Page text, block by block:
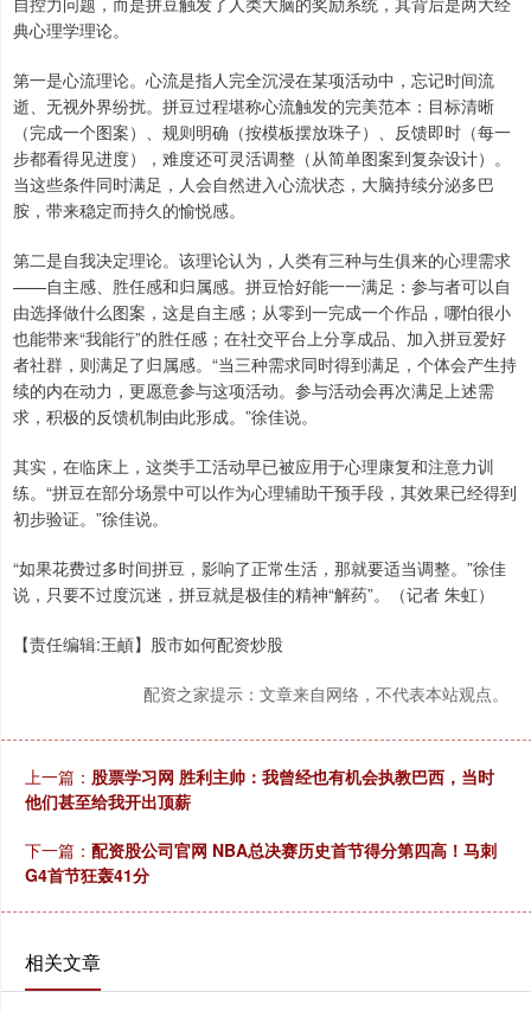
典心理学理论。
第一是心流理论。心流是指人完全沉浸在某项活动中，忘记时间流
逝、无视外界纷扰。拼豆过程堪称心流触发的完美范本：目标清晰
（完成一个图案）、规则明确（按模板摆放珠子）、反馈即时（每一
步都看得见进度），难度还可灵活调整（从简单图案到复杂设计）。
当这些条件同时满足，人会自然进入心流状态，大脑持续分泌多巴
胺，带来稳定而持久的愉悦感。
第二是自我决定理论。该理论认为，人类有三种与生俱来的心理需求
——自主感、胜任感和归属感。拼豆恰好能一一满足：参与者可以自
由选择做什么图案，这是自主感；从零到一完成一个作品，哪怕很小
也能带来“我能行”的胜任感；在社交平台上分享成品、加入拼豆爱好
者社群，则满足了归属感。“当三种需求同时得到满足，个体会产生持
续的内在动力，更愿意参与这项活动。参与活动会再次满足上述需
求，积极的反馈机制由此形成。”徐佳说。
其实，在临床上，这类手工活动早已被应用于心理康复和注意力训
练。“拼豆在部分场景中可以作为心理辅助干预手段，其效果已经得到
初步验证。”徐佳说。
“如果花费过多时间拼豆，影响了正常生活，那就要适当调整。”徐佳
说，只要不过度沉迷，拼豆就是极佳的精神“解药”。（记者 朱虹）
【责任编辑:王頔】股市如何配资炒股
配资之家提示：文章来自网络，不代表本站观点。
上一篇： 股票学习网 胜利主帅：我曾经也有机会执教巴西，当时
他们甚至给我开出顶薪
下一篇： 配资股公司官网 NBA总决赛历史首节得分第四高！马刺
G4首节狂轰41分
相关文章